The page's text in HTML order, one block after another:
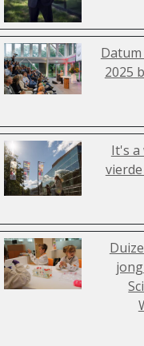
2025
It's a